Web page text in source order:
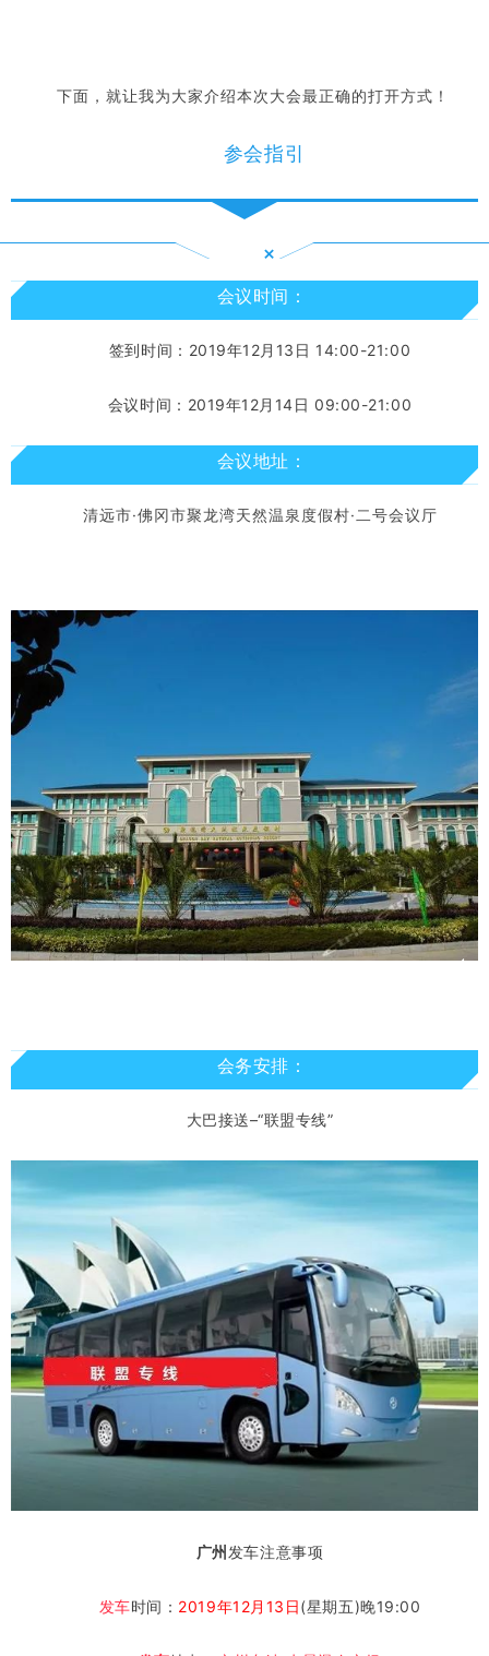
下面，就让我为大家介绍本次大会最正确的打开方式！
参会指引
+
会议时间：
签到时间：2019年12月13日 14:00-21:00
会议时间：2019年12月14日 09:00-21:00
会议地址：
清远市·佛冈市聚龙湾天然温泉度假村·二号会议厅
会务安排：
大巴接送–“联盟专线”
广州 发车注意事项
发车时间： 2019年12月13日(星期五)晚19:00